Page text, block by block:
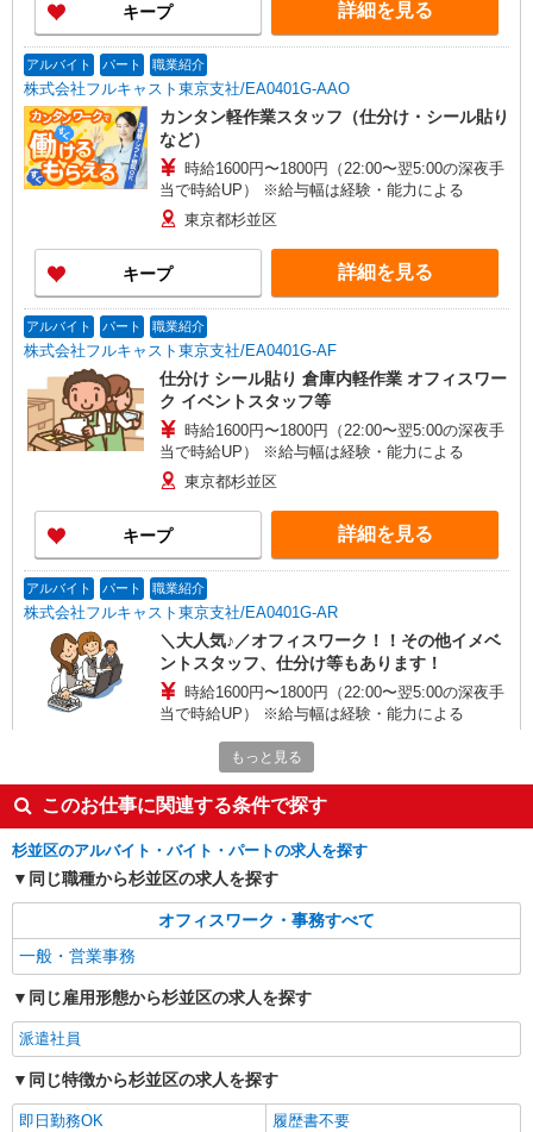
キープ 詳細を見る
アルバイト パート 職業紹介
株式会社フルキャスト東京支社/EA0401G-AAO
カンタン軽作業スタッフ（仕分け・シール貼り
など）
時給1600円〜1800円（22:00〜翌5:00の深夜手
当で時給UP） ※給与幅は経験・能力による
東京都杉並区
キープ 詳細を見る
アルバイト パート 職業紹介
株式会社フルキャスト東京支社/EA0401G-AF
仕分け シール貼り 倉庫内軽作業 オフィスワー
ク イベントスタッフ等
時給1600円〜1800円（22:00〜翌5:00の深夜手
当で時給UP） ※給与幅は経験・能力による
東京都杉並区
キープ 詳細を見る
アルバイト パート 職業紹介
株式会社フルキャスト東京支社/EA0401G-AR
＼大人気♪／オフィスワーク！！その他イメベ
ントスタッフ、仕分け等もあります！
時給1600円〜1800円（22:00〜翌5:00の深夜手
当で時給UP） ※給与幅は経験・能力による
東京都杉並区
キープ
パート
サミット株式会社
一般事務（人事部 正社員アシスタント業務）
時給1226円
キープ
パート
一般事務（人事部 正社員アシスタント業務）
もっと見る
このお仕事に関連する条件で探す
杉並区のアルバイト・バイト・パートの求人を探す
同じ職種から杉並区の求人を探す
オフィスワーク・事務すべて
一般・営業事務
同じ雇用形態から杉並区の求人を探す
派遣社員
同じ特徴から杉並区の求人を探す
即日勤務OK
履歴書不要